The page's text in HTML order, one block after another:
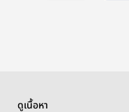
ดูเนื้อหา